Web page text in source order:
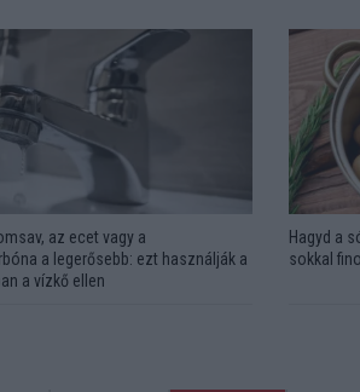
az ecet vagy a
a legerősebb: ezt használják a
a vízkő ellen
Hagyd a
sokkal